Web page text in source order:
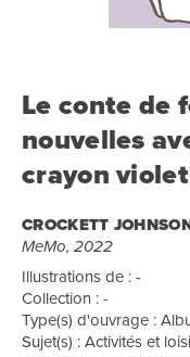
Le conte de
nouvelles
crayon violet
CROCKETT
MeMo, 2022
Illustrations de : -
Collection : -
Type(s) d'ouvrage :
Sujet(s) : Activités et